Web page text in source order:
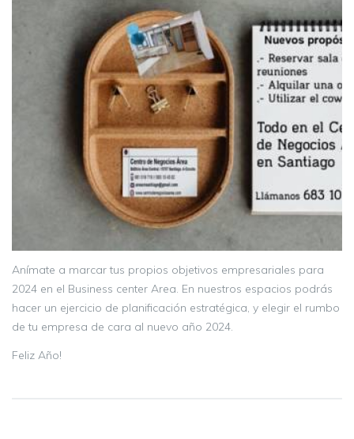
Anímate a marcar tus propios objetivos empresariales para
2024 en el Business center Area. En nuestros espacios podrás
hacer un ejercicio de planificación estratégica, y elegir el rumbo
de tu empresa de cara al nuevo año 2024.
Feliz Año!